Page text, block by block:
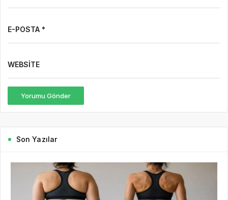
E-POSTA *
WEBSITE
Yorumu Gönder
Son Yazılar